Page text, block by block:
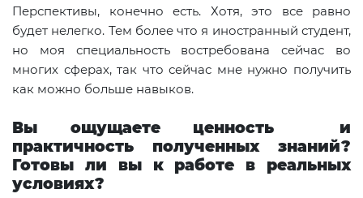
Перспективы, конечно есть. Хотя, это все равно
будет нелегко. Тем более что я иностранный студент,
но моя специальность востребована сейчас во
многих сферах, так что сейчас мне нужно получить
как можно больше навыков.
Вы ощущаете ценность и
практичность полученных знаний?
Готовы ли вы к работе в реальных
условиях?